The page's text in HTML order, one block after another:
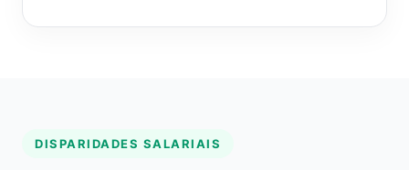
DISPARIDADES SALARIAIS